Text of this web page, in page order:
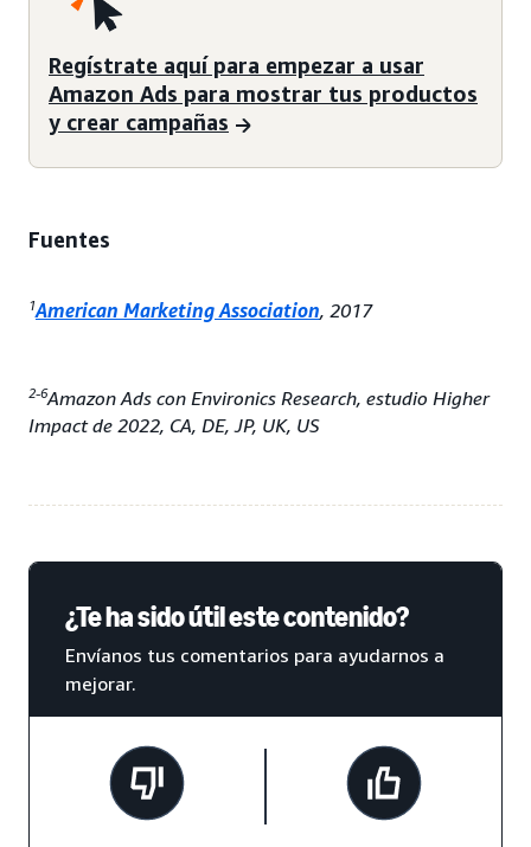
Regístrate aquí para empezar a usar
Amazon Ads para mostrar tus productos
y crear campañas
Fuentes
1American Marketing Association, 2017
2-6Amazon Ads con Environics Research, estudio Higher
Impact de 2022, CA, DE, JP, UK, US
¿Te ha sido útil este contenido?
Envíanos tus comentarios para ayudarnos a
mejorar.